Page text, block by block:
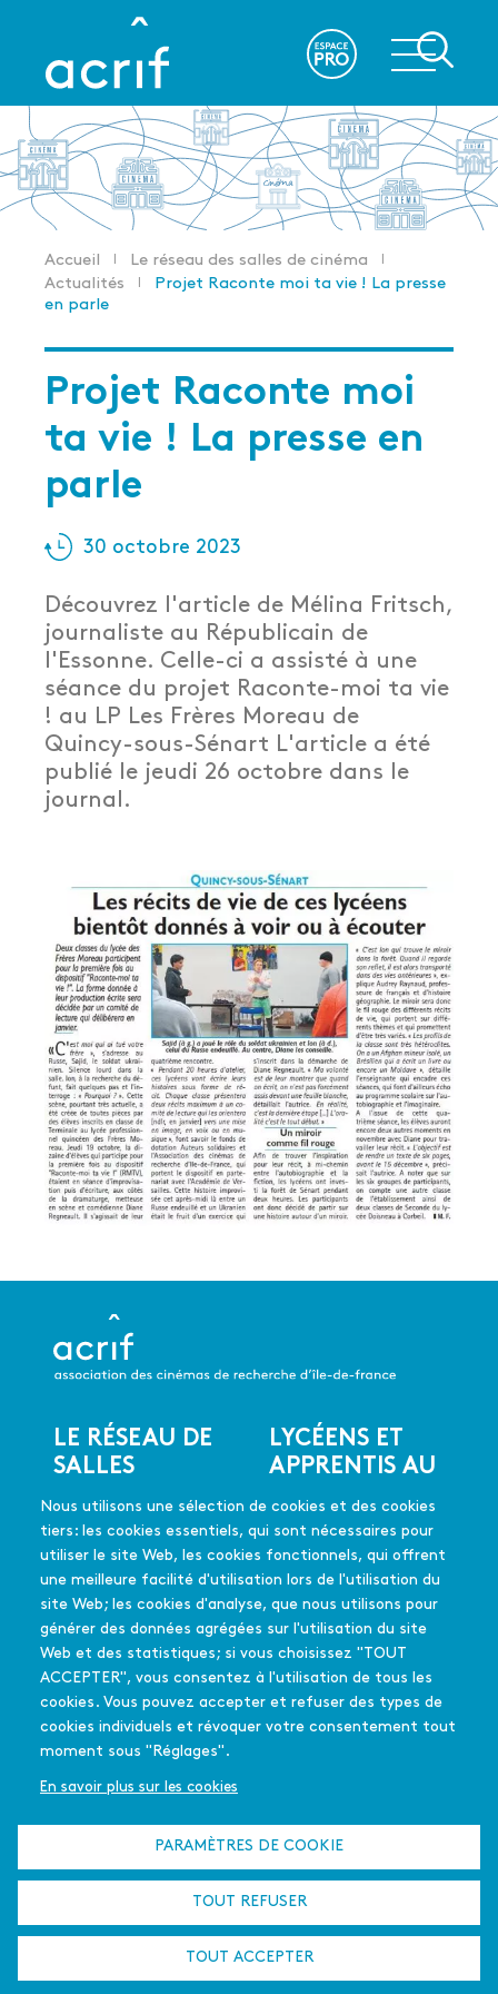
contenu
principal
Fil
d'Ariane
Accueil
Le réseau des salles de cinéma
Actualités
Projet Raconte moi ta vie ! La presse
en parle
Projet Raconte moi
ta vie ! La presse en
parle
30 octobre 2023
Découvrez l'article de Mélina Fritsch,
journaliste au Républicain de
l'Essonne. Celle-ci a assisté à une
séance du projet Raconte-moi ta vie
! au LP Les Frères Moreau de
Quincy-sous-Sénart L'article a été
publié le jeudi 26 octobre dans le
journal.
Nous utilisons une sélection de cookies et des cookies
tiers: les cookies essentiels, qui sont nécessaires pour
utiliser le site Web, les cookies fonctionnels, qui offrent
une meilleure facilité d'utilisation lors de l'utilisation du
site Web; les cookies d'analyse, que nous utilisons pour
générer des données agrégées sur l'utilisation du site
Web et des statistiques; si vous choisissez "TOUT
ACCEPTER", vous consentez à l'utilisation de tous les
cookies. Vous pouvez accepter et refuser des types de
cookies individuels et révoquer votre consentement tout
moment sous "Réglages".
En savoir plus sur les cookies
PARAMÈTRES DE COOKIE
TOUT REFUSER
TOUT ACCEPTER
Menu
pied
de
page
LE RÉSEAU DE
SALLES
Les salles du réseau
Les coups de coeur
Les films soutenus
LYCÉENS ET
APPRENTIS AU
CINÉMA
En quelques mots
Mode d'emploi
FAQ
Édition 2025-26
PASSEURS
D'IMAGES
En quelques mots
La déclinaison
francilienne
L'été culturel
Menu
secondaire
L'équipe - Contact
Partenaires
Qui sommes-nous
?
utiles
19 rue Frédérick Lemaître 75020